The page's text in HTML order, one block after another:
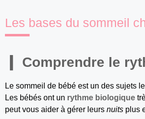
Les bases du sommeil
Comprendre le
Le sommeil de bébé est un des sujets
Les bébés ont un rythme biologique
peut vous aider à gérer leurs nuits plus